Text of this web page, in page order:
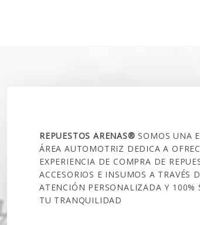
REPUESTOS ARENAS®SOMOS UNA
ÁREA AUTOMOTRIZ DEDICA A
EXPERIENCIA DE COMPRA DE
ACCESORIOS E INSUMOS A TRAVÉS
ATENCIÓN PERSONALIZADA Y 100%
TU TRANQUILIDAD